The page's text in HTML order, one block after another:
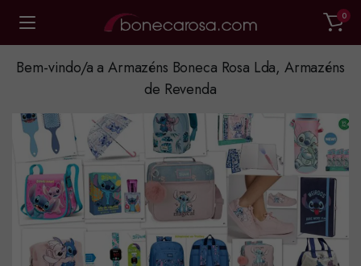
0
Bem-vindo/a a Armazéns Boneca Rosa Lda, Armazéns
de Revenda